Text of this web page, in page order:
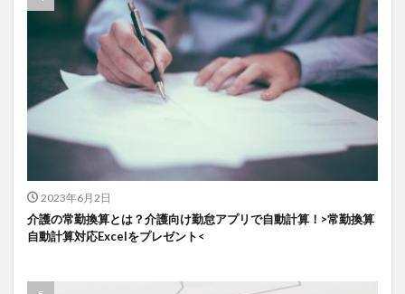
2023年6月2日
介護の常勤換算とは？介護向け勤怠アプリで自動計算！>常勤換算
自動計算対応Excelをプレゼント<
検索